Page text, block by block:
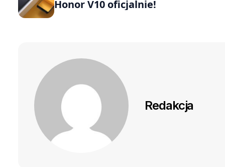
Honor V10 oficjalnie!
Redakcja